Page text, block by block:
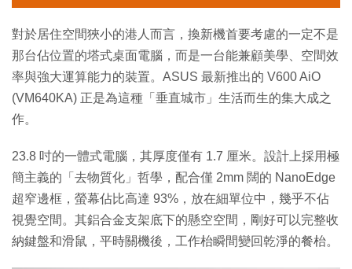
對於居住空間狹小的港人而言，換新機首要考慮的一定不是
那台佔位置的塔式桌面電腦，而是一台能兼顧美學、空間效
率與強大運算能力的裝置。ASUS 最新推出的 V600 AiO
(VM640KA) 正是為這種「垂直城市」生活而生的集大成之
作。
23.8 吋的一體式電腦，其厚度僅有 1.7 厘米。設計上採用極
簡主義的「去物質化」哲學，配合僅 2mm 闊的 NanoEdge
超窄邊框，螢幕佔比高達 93%，放在細單位中，幾乎不佔
視覺空間。其鋁合金支架底下的懸空空間，剛好可以完整收
納鍵盤和滑鼠，平時關機後，工作枱瞬間變回乾淨的餐枱。